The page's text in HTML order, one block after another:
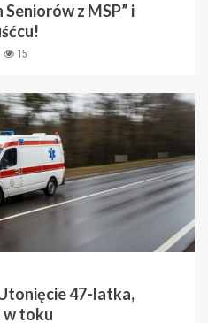
z MSP” i
15
47-latka,
w toku